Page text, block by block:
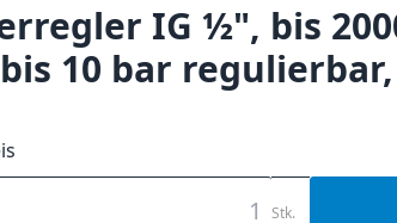
IG ½", bis
10 bar
Stk.